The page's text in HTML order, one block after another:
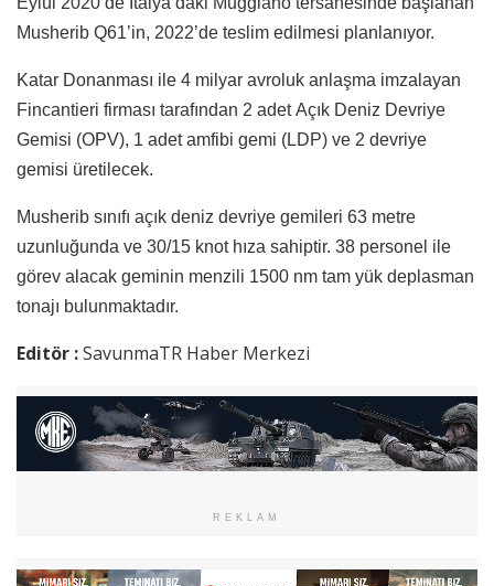
Musherib Q61’in, 2022’de teslim edilmesi planlanıyor.
Katar Donanması ile 4 milyar avroluk anlaşma imzalayan
Fincantieri firması tarafından 2 adet Açık Deniz Devriye
Gemisi (OPV), 1 adet amfibi gemi (LDP) ve 2 devriye
gemisi üretilecek.
Musherib sınıfı açık deniz devriye gemileri 63 metre
uzunluğunda ve 30/15 knot hıza sahiptir. 38 personel ile
görev alacak geminin menzili 1500 nm tam yük deplasman
tonajı bulunmaktadır.
Editör :SavunmaTR Haber Merkezi
REKLAM